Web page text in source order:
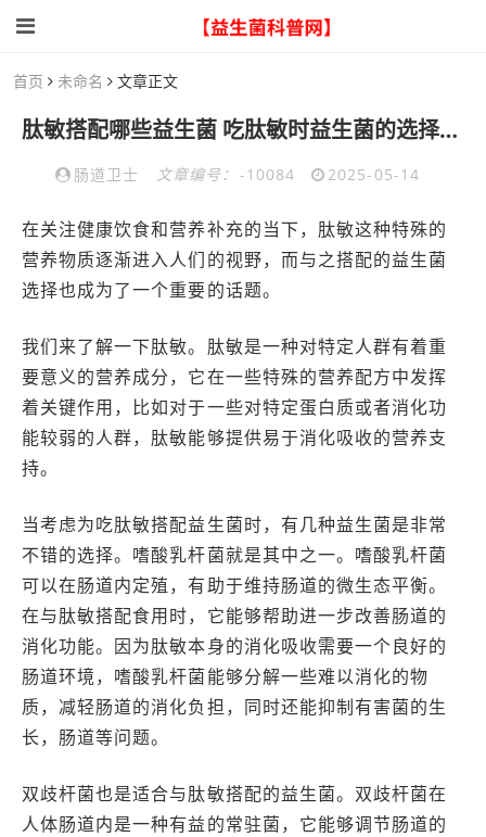
首页 未命名 文章正文
肽敏搭配哪些益生菌 吃肽敏时益生菌的选择有讲究
肠道卫士 文章编号： -10084 2025-05-14
在关注健康饮食和营养补充的当下，肽敏这种特殊的
营养物质逐渐进入人们的视野，而与之搭配的益生菌
选择也成为了一个重要的话题。
我们来了解一下肽敏。肽敏是一种对特定人群有着重
要意义的营养成分，它在一些特殊的营养配方中发挥
着关键作用，比如对于一些对特定蛋白质或者消化功
能较弱的人群，肽敏能够提供易于消化吸收的营养支
持。
当考虑为吃肽敏搭配益生菌时，有几种益生菌是非常
不错的选择。嗜酸乳杆菌就是其中之一。嗜酸乳杆菌
可以在肠道内定殖，有助于维持肠道的微生态平衡。
在与肽敏搭配食用时，它能够帮助进一步改善肠道的
消化功能。因为肽敏本身的消化吸收需要一个良好的
肠道环境，嗜酸乳杆菌能够分解一些难以消化的物
质，减轻肠道的消化负担，同时还能抑制有害菌的生
长，肠道等问题。
双歧杆菌也是适合与肽敏搭配的益生菌。双歧杆菌在
人体肠道内是一种有益的常驻菌，它能够调节肠道的